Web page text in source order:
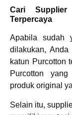
Cari
Terpercaya
Apabila sudah
dilakukan,
katun Purcotton
Purcotton
produk original
Selain itu,